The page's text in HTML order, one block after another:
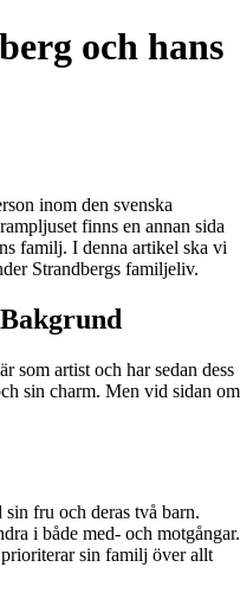
och hans
inom den svenska
finns en annan sida
familj. I denna artikel ska vi
Strandbergs familjeliv.
som artist och har sedan dess
sin charm. Men vid sidan om
fru och deras två barn.
i både med- och motgångar.
sin familj över allt